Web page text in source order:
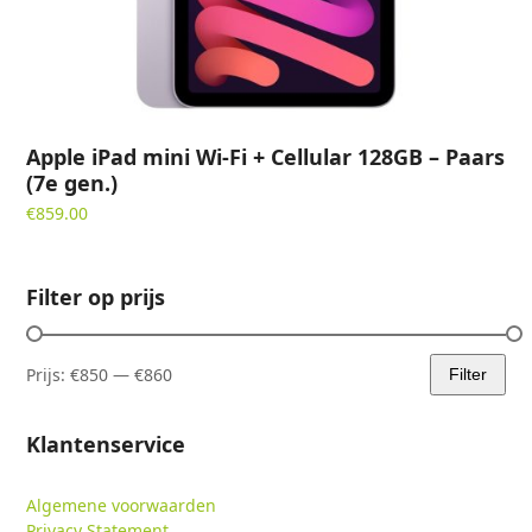
Apple iPad mini Wi-Fi + Cellular 128GB – Paars
(7e gen.)
€859.00
Filter op prijs
Min.
Max.
Filter
Prijs:€850 —€860
Klantenservice
Algemene voorwaarden